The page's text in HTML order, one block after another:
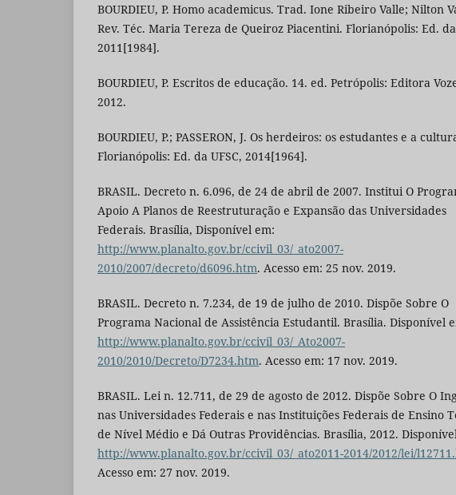
BOURDIEU, P. Homo academicus. Trad. Ione Ribeiro Valle; Nilton
Rev. Téc. Maria Tereza de Queiroz Piacentini. Florianópolis: Ed. da
2011[1984].
BOURDIEU, P. Escritos de educação. 14. ed. Petrópolis: Editora
2012.
BOURDIEU, P.; PASSERON, J. Os herdeiros: os estudantes e a
Florianópolis: Ed. da UFSC, 2014[1964].
BRASIL. Decreto n. 6.096, de 24 de abril de 2007. Institui O
Apoio A Planos de Reestruturação e Expansão das Universidades
Federais. Brasília, Disponível em:
http://www.planalto.gov.br/ccivil_03/_ato2007-
2010/2007/decreto/d6096.htm. Acesso em: 25 nov. 2019.
BRASIL. Decreto n. 7.234, de 19 de julho de 2010. Dispõe Sobre O
Programa Nacional de Assistência Estudantil. Brasília. Disponível
http://www.planalto.gov.br/ccivil_03/_Ato2007-
2010/2010/Decreto/D7234.htm. Acesso em: 17 nov. 2019.
BRASIL. Lei n. 12.711, de 29 de agosto de 2012. Dispõe Sobre O
nas Universidades Federais e nas Instituições Federais de Ensino
de Nível Médio e Dá Outras Providências. Brasília, 2012.
http://www.planalto.gov.br/ccivil_03/_ato2011-2014/2012/lei/
Acesso em: 27 nov. 2019.